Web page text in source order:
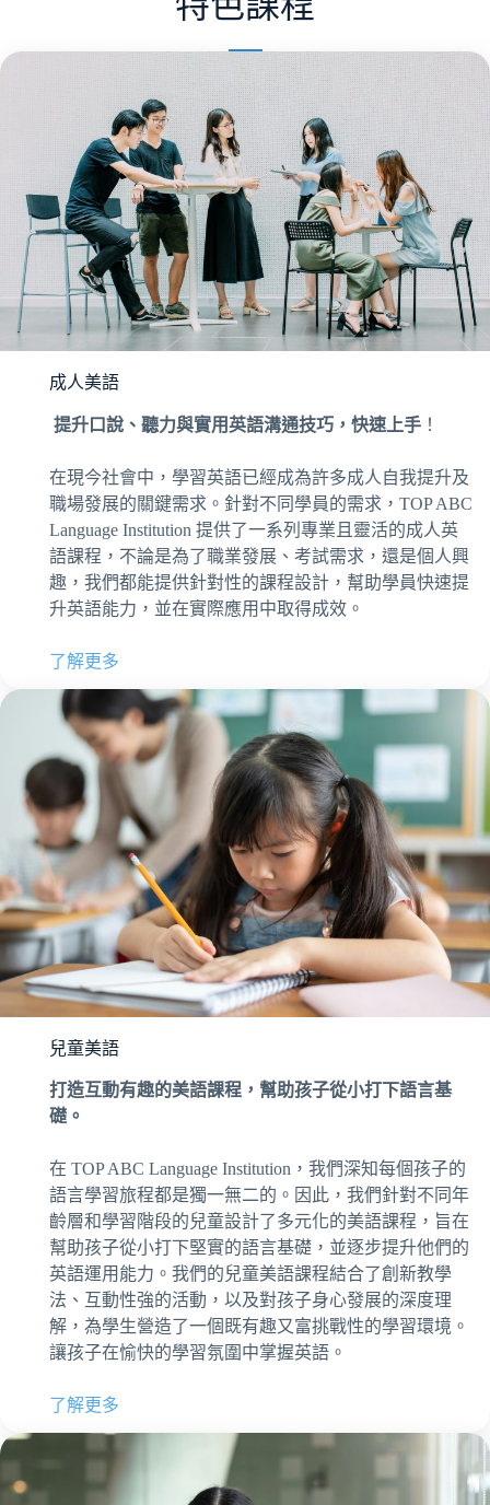
成人美語
提升口說、聽力與實用英語溝通技巧，快速上手 ！
在現今社會中，學習英語已經成為許多成人自我提升及
職場發展的關鍵需求。針對不同學員的需求，TOP ABC
Language Institution 提供了一系列專業且靈活的成人英
語課程，不論是為了職業發展、考試需求，還是個人興
趣，我們都能提供針對性的課程設計，幫助學員快速提
升英語能力，並在實際應用中取得成效。
了解更多
兒童美語
打造互動有趣的美語課程，幫助孩子從小打下語言基
礎。
在 TOP ABC Language Institution，我們深知每個孩子的
語言學習旅程都是獨一無二的。因此，我們針對不同年
齡層和學習階段的兒童設計了多元化的美語課程，旨在
幫助孩子從小打下堅實的語言基礎，並逐步提升他們的
英語運用能力。我們的兒童美語課程結合了創新教學
法、互動性強的活動，以及對孩子身心發展的深度理
解，為學生營造了一個既有趣又富挑戰性的學習環境。
讓孩子在愉快的學習氛圍中掌握英語。
了解更多